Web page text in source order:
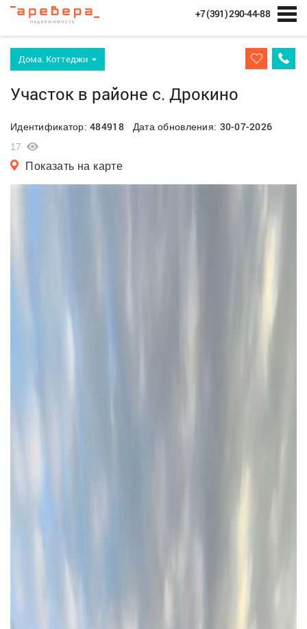
+7 (391) 290-44-88
Дома. Коттеджи
Участок в районе с. Дрокино
Идентификатор:484918Дата обновления: 30-07-2026
17
Показать на карте